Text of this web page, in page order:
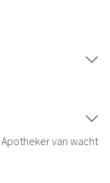
Apotheker van wacht